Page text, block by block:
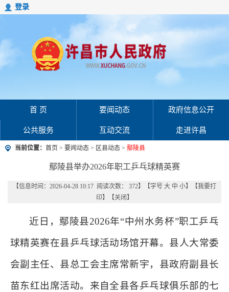
登录
首 页 要闻动态 政府信息公开
公共服务 互动交流 走进许昌
当前位置： 首页 > 要闻动态 > 区县动态 > 鄢陵县
鄢陵县举办2026年职工乒乓球精英赛
【信息时间：2026-04-28 10:17 阅读次数： 372】【字号 大 中 小】【我要打
印】【关闭 】
近日，鄢陵县2026年“中州水务杯”职工乒乓
球精英赛在县乒乓球活动场馆开幕。县人大常委
会副主任、县总工会主席常新宇，县政府副县长
苗东红出席活动。来自全县各乒乓球俱乐部的七